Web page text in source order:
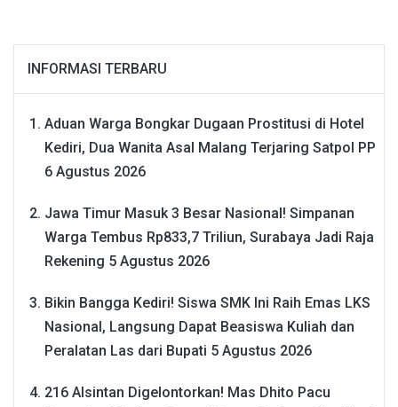
INFORMASI TERBARU
Aduan Warga Bongkar Dugaan Prostitusi di Hotel
Kediri, Dua Wanita Asal Malang Terjaring Satpol PP
6 Agustus 2026
Jawa Timur Masuk 3 Besar Nasional! Simpanan
Warga Tembus Rp833,7 Triliun, Surabaya Jadi Raja
Rekening 5 Agustus 2026
Bikin Bangga Kediri! Siswa SMK Ini Raih Emas LKS
Nasional, Langsung Dapat Beasiswa Kuliah dan
Peralatan Las dari Bupati 5 Agustus 2026
216 Alsintan Digelontorkan! Mas Dhito Pacu